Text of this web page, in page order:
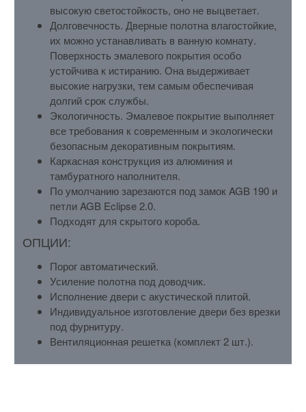
высокую светостойкость, оно не выцветает.
Долговечность. Дверные полотна влагостойкие,
их можно устанавливать в ванную комнату.
Поверхность эмалевого покрытия особо
устойчива к истиранию. Она выдерживает
высокие нагрузки, тем самым обеспечивая
долгий срок службы.
Экологичность. Эмалевое покрытие выполняет
все требования к современным и экологически
безопасным декоративным покрытиям.
Каркасная конструкция из алюминия и
тамбуратного наполнителя.
По умолчанию зарезаются под замок AGB 190 и
петли AGB Eclipse 2.0.
Подходят для скрытого короба.
ОПЦИИ:
Порог автоматический.
Усиление полотна под доводчик.
Исполнение двери с акустической плитой.
Индивидуальное изготовление двери без врезки
под фурнитуру.
Вентиляционная решетка (комплект 2 шт.).